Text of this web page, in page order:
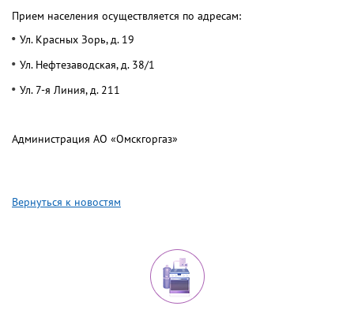
Прием населения осуществляется по адресам:
Ул. Красных Зорь, д. 19
Ул. Нефтезаводская, д. 38/1
Ул. 7-я Линия, д. 211
Администрация АО «Омскгоргаз»
Вернуться к новостям